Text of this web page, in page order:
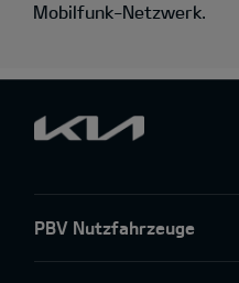
Mobilfunk-Netzwerk.
PBV Nutzfahrzeuge